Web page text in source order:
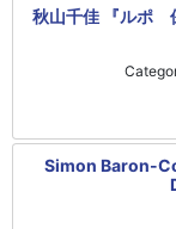
秋山千佳 『ルポ
Simon Baron-